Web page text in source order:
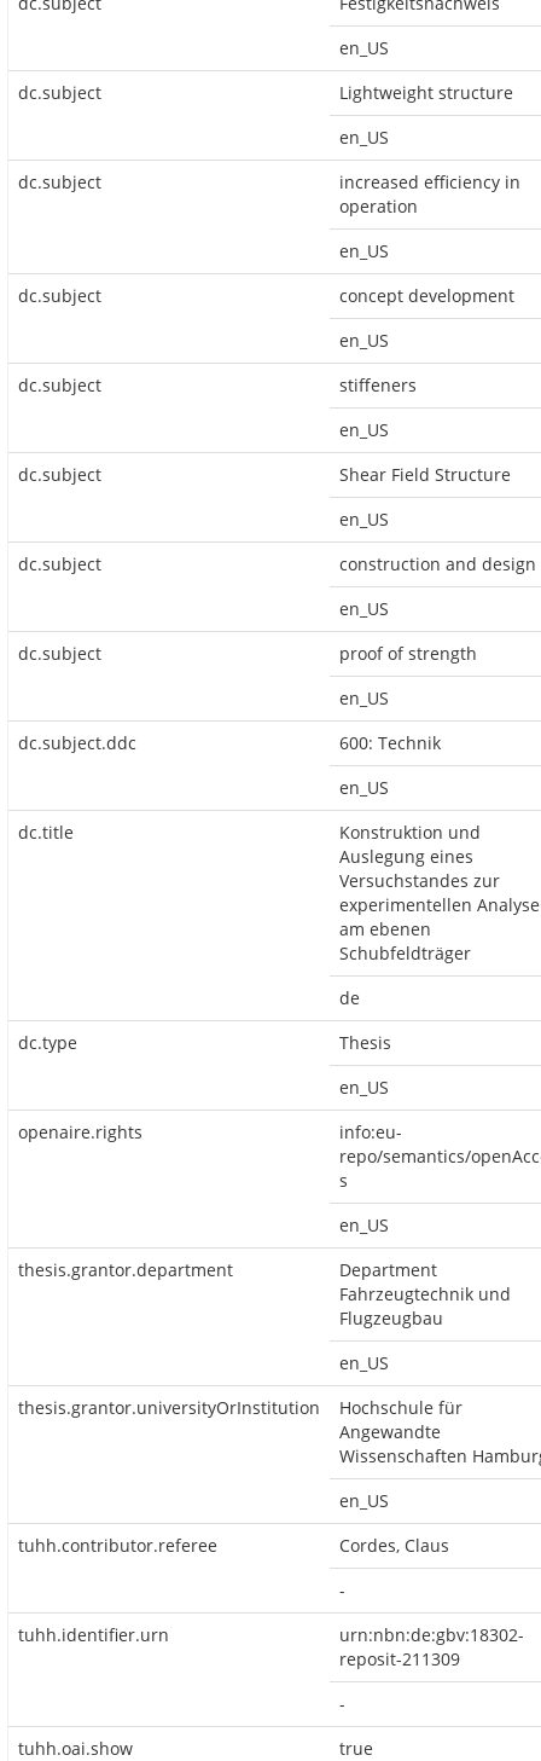
en_US
dc.subject
Lightweight structure
en_US
dc.subject
increased efficiency in
operation
en_US
dc.subject
concept development
en_US
dc.subject
stiffeners
en_US
dc.subject
Shear Field Structure
en_US
dc.subject
construction and design
en_US
dc.subject
proof of strength
en_US
dc.subject.ddc
600: Technik
en_US
dc.title
Konstruktion und
Auslegung eines
Versuchstandes zur
experimentellen Analyse
am ebenen
Schubfeldträger
de
dc.type
Thesis
en_US
openaire.rights
info:eu-
repo/semantics/
s
en_US
thesis.grantor.department
Department
Fahrzeugtechnik und
Flugzeugbau
en_US
thesis.grantor.universityOrInstitution
Hochschule für
Angewandte
Wissenschaften
en_US
tuhh.contributor.referee
Cordes, Claus
-
tuhh.identifier.urn
urn:nbn:de:gbv:18302-
reposit-211309
-
tuhh.oai.show
true